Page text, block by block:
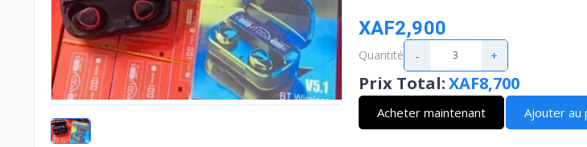
XAF2,900
Quantité - +
Prix Total:XAF8,700
Acheter maintenant Ajouter au